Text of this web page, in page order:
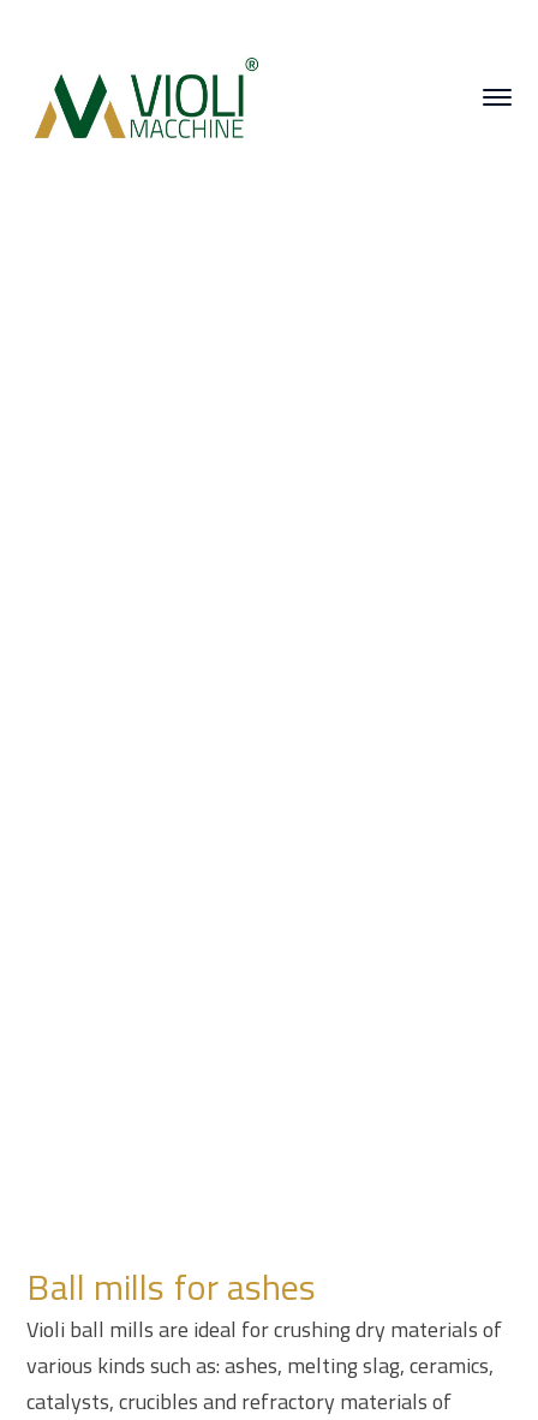
Ball mills for ashes
Violi ball mills are ideal for crushing dry materials of
various kinds such as: ashes, melting slag, ceramics,
catalysts, crucibles and refractory materials of